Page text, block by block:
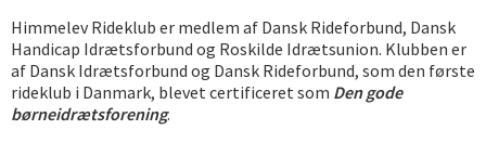
Himmelev Rideklub er medlem af Dansk Rideforbund, Dansk
Handicap Idrætsforbund og Roskilde Idrætsunion. Klubben er
af Dansk Idrætsforbund og Dansk Rideforbund, som den første
rideklub i Danmark, blevet certificeret som Den gode
børneidrætsforening.